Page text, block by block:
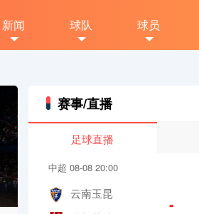
新闻 球队 球员
赛事/直播
足球直播
中超 08-08 20:00
云南玉昆
-